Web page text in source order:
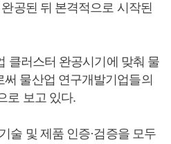
공된 뒤 본격적으로 시작된
클러스터 완공시기에 맞춰 물
물산업 연구개발기업들의
로 보고 있다.
술 및 제품 인증·검증을 모두